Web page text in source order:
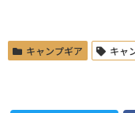
キャンプギア キャ